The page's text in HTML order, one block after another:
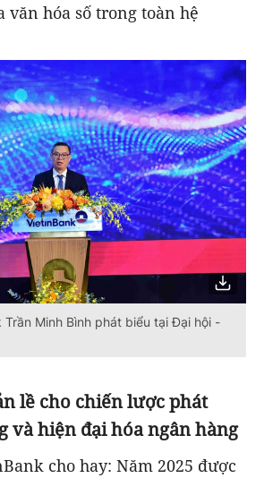
văn hóa số trong toàn hệ
Trần Minh Bình phát biểu tại Đại hội -
lề cho chiến lược phát
và hiện đại hóa ngân hàng
cho hay: Năm 2025 được